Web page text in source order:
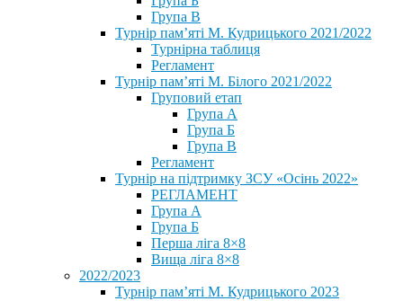
Група В
Турнір пам’яті М. Кудрицького 2021/2022
Турнірна таблиця
Регламент
Турнір пам’яті М. Білого 2021/2022
Груповий етап
Група А
Група Б
Група В
Регламент
Турнір на підтримку ЗСУ «Осінь 2022»
РЕГЛАМЕНТ
Група А
Група Б
Перша ліга 8×8
Вища ліга 8×8
2022/2023
Турнір пам’яті М. Кудрицького 2023